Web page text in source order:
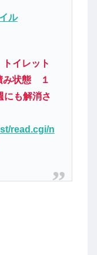
トイレット
み状態 １
も解消さ
read.cgi/n